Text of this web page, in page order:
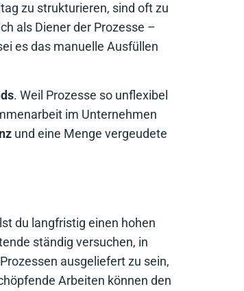
zu strukturieren, sind oft zu
als Diener der Prozesse –
es das manuelle Ausfüllen
. Weil Prozesse so unflexibel
im Unternehmen
und eine Menge vergeudete
du langfristig einen hohen
ständig versuchen, in
ausgeliefert zu sein,
Arbeiten können den